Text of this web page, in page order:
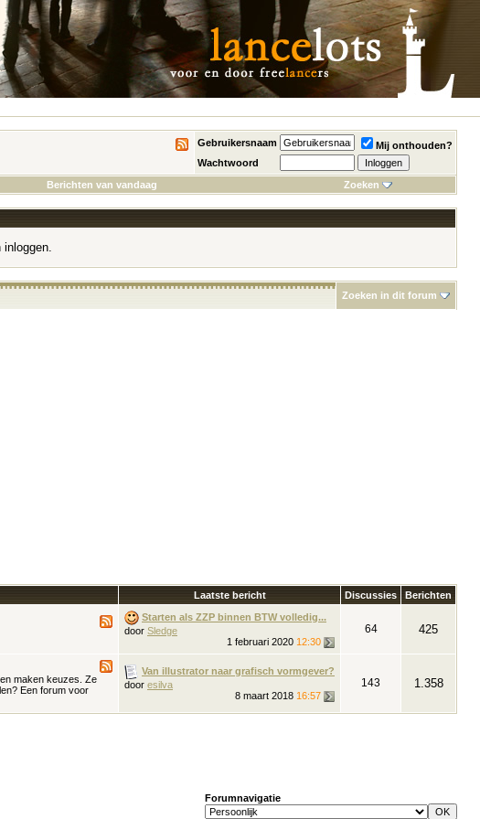
Gebruikersnaam
Mij onthouden?
Wachtwoord
Berichten van vandaag Zoeken
inloggen.
Zoeken in dit forum
Laatste bericht Discussies Berichten
Starten als ZZP binnen BTW volledig...
door Sledge
1 februari 2020 12:30
64 425
maken keuzes. Ze
Een forum voor
Van illustrator naar grafisch vormgever?
door esilva
8 maart 2018 16:57
143 1.358
Forumnavigatie